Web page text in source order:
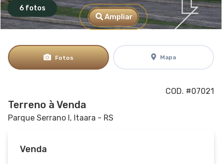
6 fotos
Ampliar
Fotos Mapa
COD. #07021
Terreno à Venda
Parque Serrano I, Itaara - RS
Venda